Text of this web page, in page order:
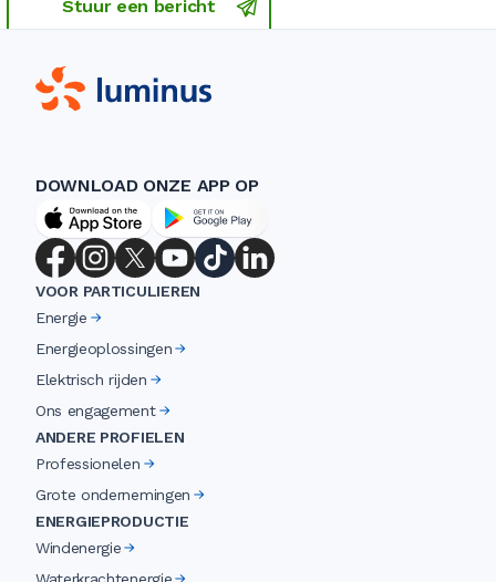
Stuur een bericht
DOWNLOAD ONZE APP OP
VOOR PARTICULIEREN
Energie
Energieoplossingen
Elektrisch rijden
Ons engagement
ANDERE PROFIELEN
Professionelen
Grote ondernemingen
ENERGIEPRODUCTIE
Windenergie